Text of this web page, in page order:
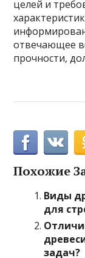
целей и
отвечающее
прочности,
Похожие
Виды
для
задач?